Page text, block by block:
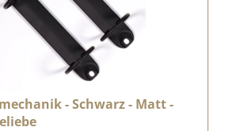
- Schwarz - Matt -